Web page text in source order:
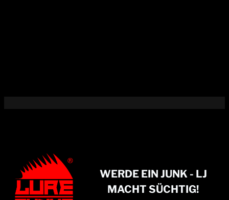
WERDE EIN JUNK - LJ
MACHT SÜCHTIG!